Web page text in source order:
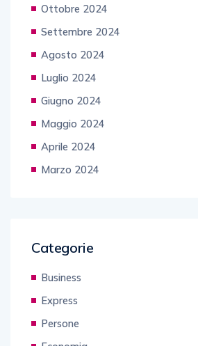
Ottobre 2024
Settembre 2024
Agosto 2024
Luglio 2024
Giugno 2024
Maggio 2024
Aprile 2024
Marzo 2024
Categorie
Business
Express
Persone